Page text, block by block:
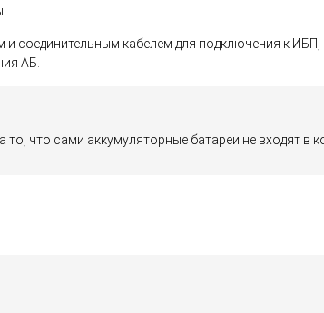
соединительным кабелем для подключения к
АБ.
что сами аккумуляторные батареи не входят в